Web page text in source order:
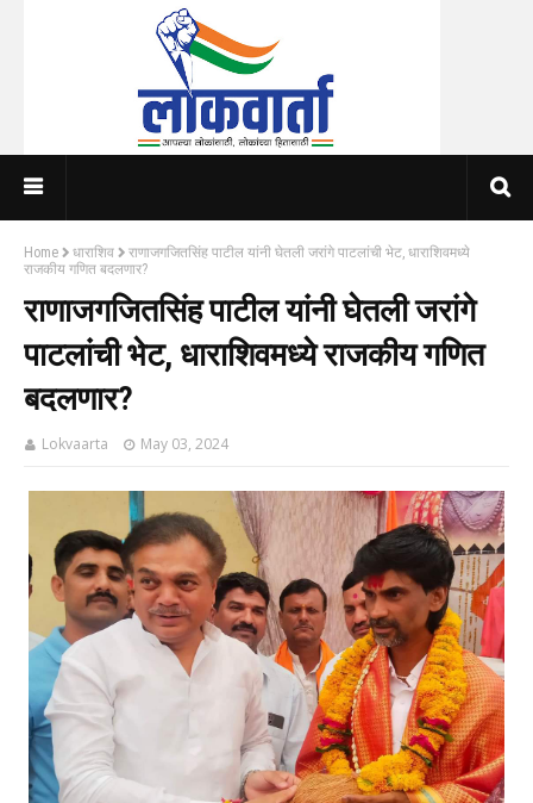
Home धाराशिव
राणाजगजितसिंह पाटील यांनी घेतली जरांगे पाटलांची भेट, धाराशिवमध्ये
राजकीय गणित बदलणार?
राणाजगजितसिंह पाटील यांनी घेतली जरांगे
पाटलांची भेट, धाराशिवमध्ये राजकीय गणित
बदलणार?
Lokvaarta May 03, 2024